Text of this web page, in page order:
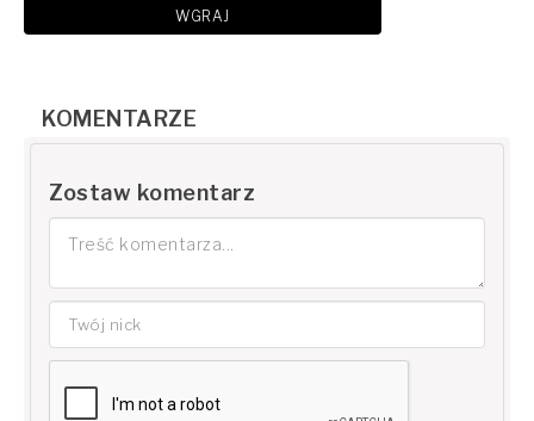
WGRAJ
KOMENTARZE
Zostaw komentarz